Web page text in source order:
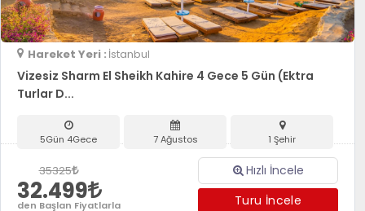
Hareket Yeri : İstanbul
Vizesiz Sharm El Sheikh Kahire 4 Gece 5 Gün (Ektra
Turlar D...
5Gün 4Gece 7 Ağustos 1 Şehir
35325
32.499
den Başlan Fiyatlarla
Hızlı İncele
Turu İncele